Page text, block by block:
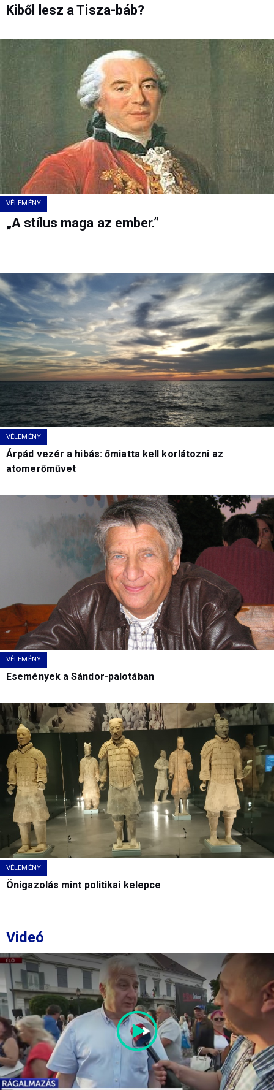
Kiből lesz a Tisza-báb?
VÉLEMÉNY
„A stílus maga az ember.”
VÉLEMÉNY
Árpád vezér a hibás: őmiatta kell korlátozni az
atomerőművet
VÉLEMÉNY
Események a Sándor-palotában
VÉLEMÉNY
Önigazolás mint politikai kelepce
Videó